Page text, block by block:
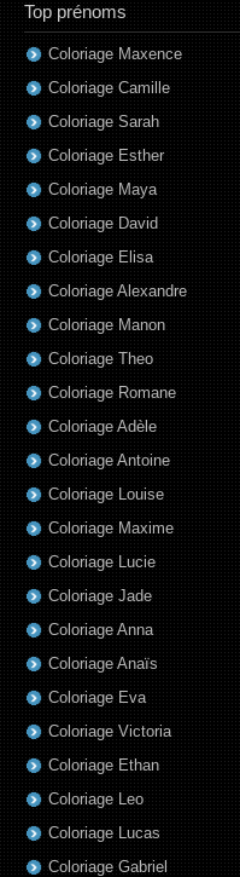
Top prénoms
Coloriage Maxence
Coloriage Camille
Coloriage Sarah
Coloriage Esther
Coloriage Maya
Coloriage David
Coloriage Elisa
Coloriage Alexandre
Coloriage Manon
Coloriage Theo
Coloriage Romane
Coloriage Adèle
Coloriage Antoine
Coloriage Louise
Coloriage Maxime
Coloriage Lucie
Coloriage Jade
Coloriage Anna
Coloriage Anaïs
Coloriage Eva
Coloriage Victoria
Coloriage Ethan
Coloriage Leo
Coloriage Lucas
Coloriage Gabriel